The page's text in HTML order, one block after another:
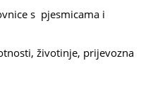
s pjesmicama i
životinje, prijevozna